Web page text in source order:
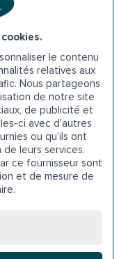
le contenu
relatives aux
Nous partageons
de notre site
de publicité et
ci avec d'autres
ou qu'ils ont
leurs services.
ce fournisseur sont
et de mesure de
personnes âgées
Elle propose de
financement
Les aides
de prêts à taux
l’amélioration de